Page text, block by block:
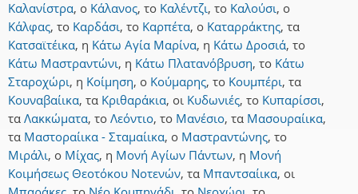
Καλανίστρα, ο Κάλανος, το Καλέντζι, το Καλούσι, ο
Κάλφας, το Καρδάσι, το Καρπέτα, ο Καταρράκτης, τα
Κατσαϊτέικα, η Κάτω Αγία Μαρίνα, η Κάτω Δροσιά, το
Κάτω Μαστραντώνι, η Κάτω Πλατανόβρυση, το Κάτω
Σταροχώρι, η Κοίμηση, ο Κούμαρης, το Κουμπέρι, τα
Κουναβαίικα, τα Κριθαράκια, οι Κυδωνιές, το Κυπαρίσσι,
τα Λακκώματα, το Λεόντιο, το Μανέσιο, τα Μασουραίικα,
τα Μαστοραίικα - Σταμαίικα, ο Μαστραντώνης, το
Μιράλι, ο Μίχας, η Μονή Αγίων Πάντων, η Μονή
Κοιμήσεως Θεοτόκου Νοτενών, τα Μπαντσαίικα, οι